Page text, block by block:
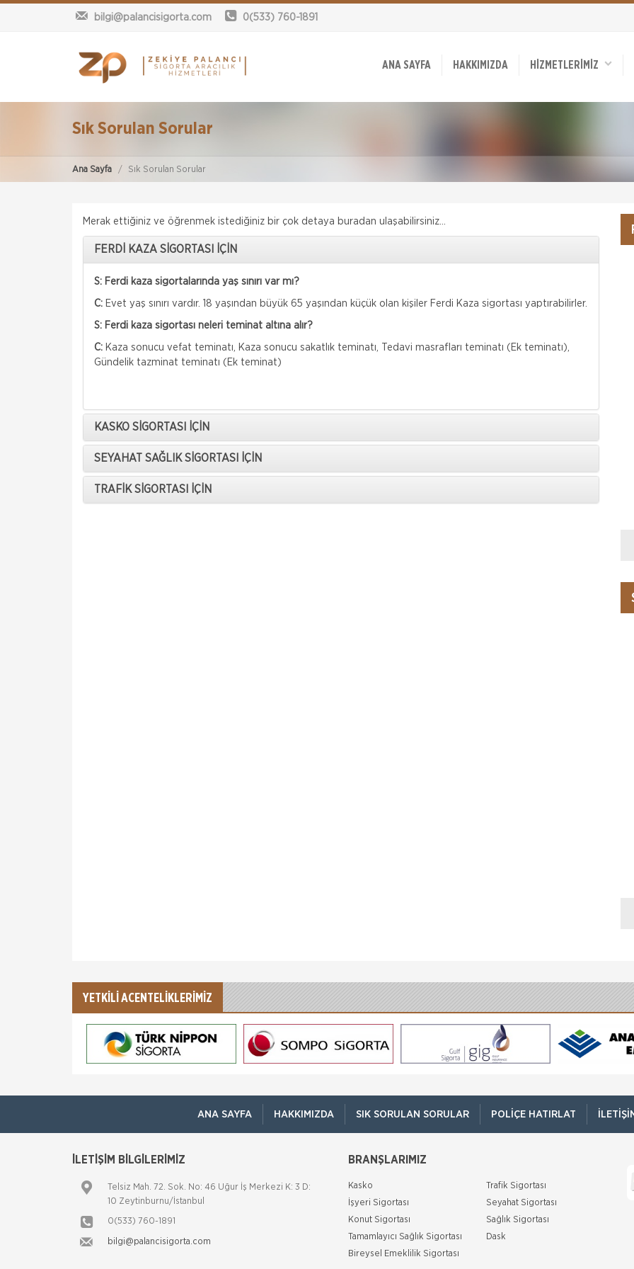
bilgi@palancisigorta.com 0(533) 760-1891
ANA SAYFA HAKKIMIZDA HİZMETLERİMİZ
Sık Sorulan Sorular
Ana Sayfa Sık Sorulan Sorular
Merak ettiğiniz ve öğrenmek istediğiniz bir çok detaya buradan ulaşabilirsiniz...
FERDİ KAZA SİGORTASI İÇİN
S: Ferdi kaza sigortalarında yaş sınırı var mı?
C: Evet yaş sınırı vardır. 18 yaşından büyük 65 yaşından küçük olan kişiler Ferdi Kaza sigortası yaptırabilirler.
S: Ferdi kaza sigortası neleri teminat altına alır?
C: Kaza sonucu vefat teminatı, Kaza sonucu sakatlık teminatı, Tedavi masrafları teminatı (Ek teminatı),
Gündelik tazminat teminatı (Ek teminat)
KASKO SİGORTASI İÇİN
SEYAHAT SAĞLIK SİGORTASI İÇİN
TRAFİK SİGORTASI İÇİN
YETKİLİ ACENTELİKLERİMİZ
ANA SAYFA HAKKIMIZDA SIK SORULAN SORULAR POLIÇE HATIRLAT
İLETİŞİM BİLGİLERİMİZ
Telsiz Mah. 72. Sok. No: 46 Uğur İş Merkezi K: 3 D:
10 Zeytinburnu/İstanbul
0(533) 760-1891
bilgi@palancisigorta.com
BRANŞLARIMIZ
Kasko
Trafik Sigortası
İşyeri Sigortası
Seyahat Sigortası
Konut Sigortası
Sağlık Sigortası
Tamamlayıcı Sağlık Sigortası
Dask
Bireysel Emeklilik Sigortası